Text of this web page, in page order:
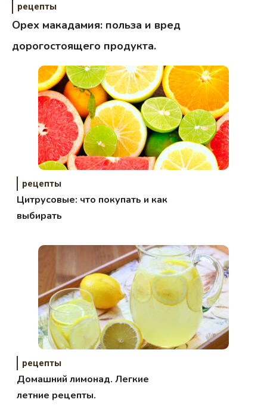
рецепты
Орех макадамия: польза и вред
дорогостоящего продукта.
рецепты
Цитрусовые: что покупать и как
выбирать
рецепты
Домашний лимонад. Легкие
летние рецепты.